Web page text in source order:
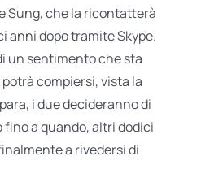
Sung, che la ricontatterà
anni dopo tramite Skype.
un sentimento che sta
compiersi, vista la
i due decideranno di
a quando, altri dodici
a rivedersi di